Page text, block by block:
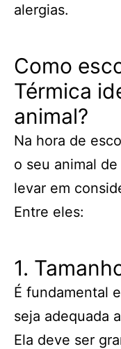
alergias.
Como
Térmica
animal?
Na hora de
o seu animal
levar em
Entre eles:
1.
É fundamental
seja adequada
Ela deve ser